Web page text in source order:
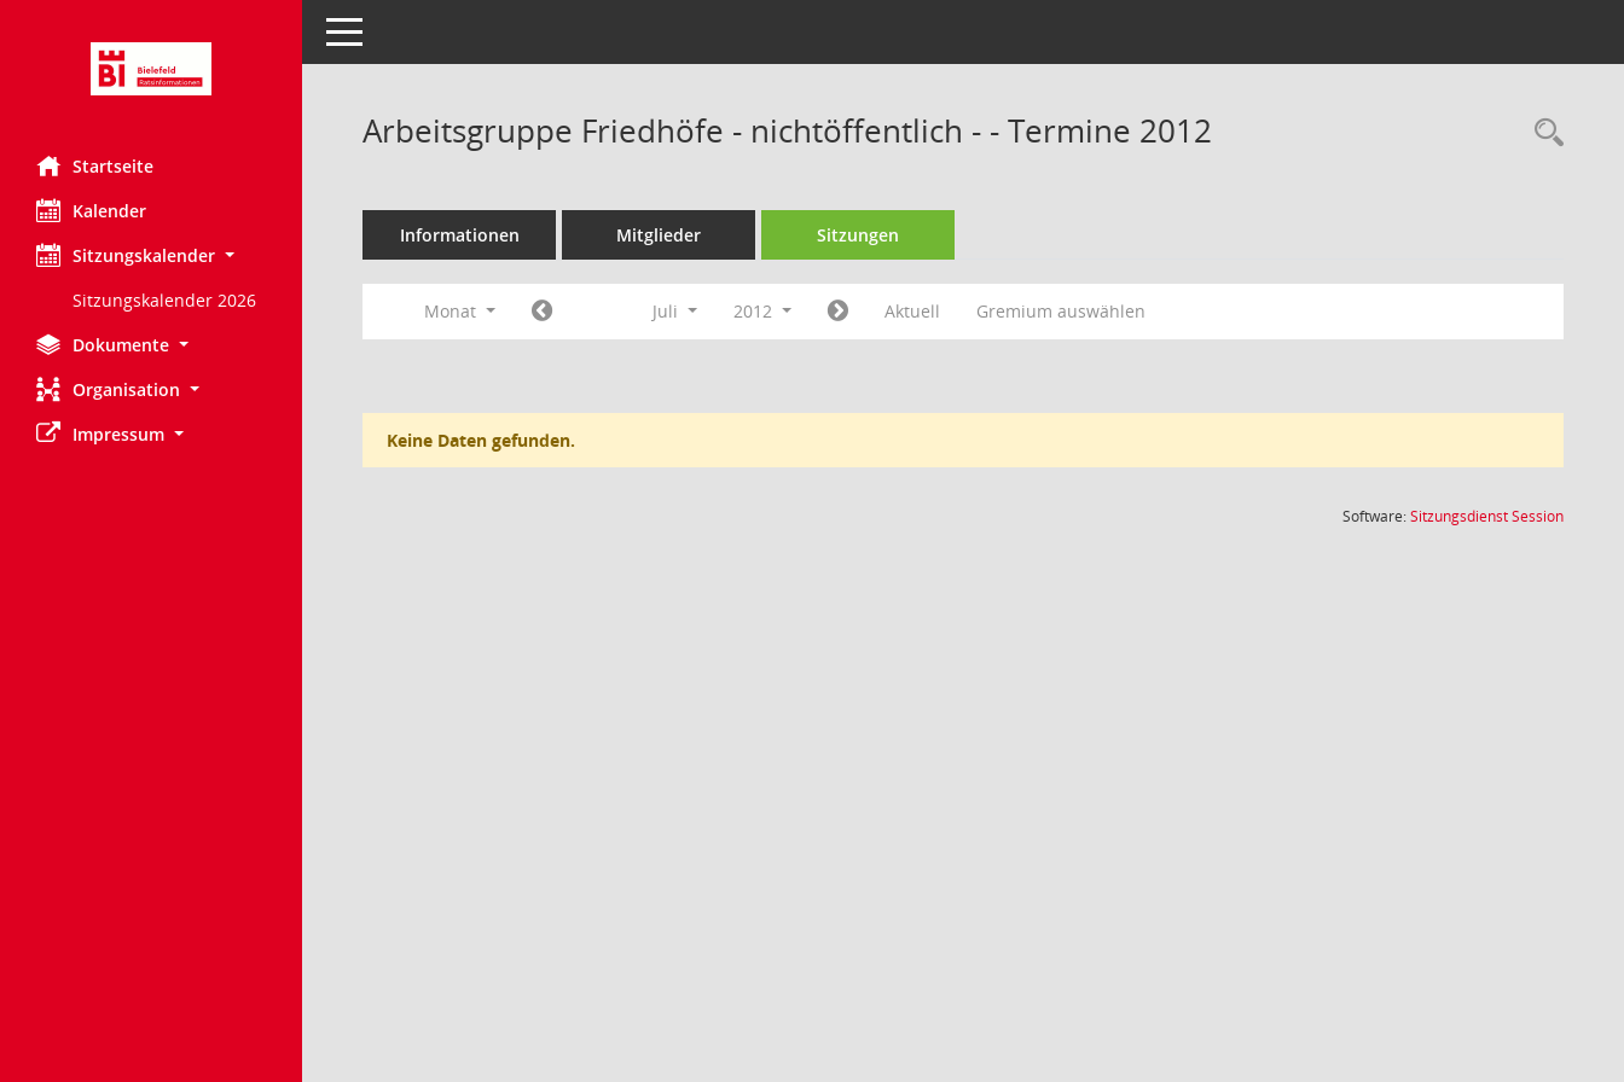
Startseite
Kalender
Sitzungskalender
Sitzungskalender 2026
Dokumente
Organisation
Impressum
Toggle navigation
Arbeitsgruppe Friedhöfe - nichtöffentlich - - Termine 2012
Informationen Mitglieder Sitzungen
Monat Juli 2012 Aktuell Gremium auswählen
Keine Daten gefunden.
Software:SitzungsdienstSession(Wird in